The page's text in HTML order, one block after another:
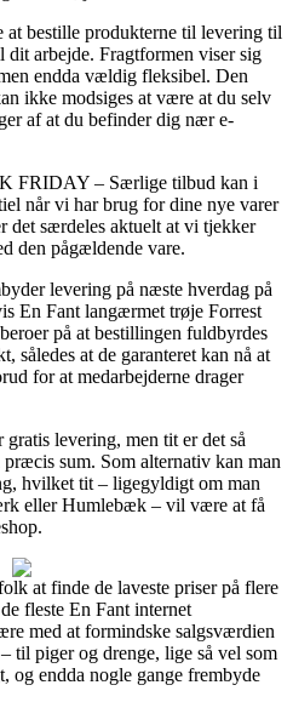
bestille produkterne til levering til
arbejde. Fragtformen viser sig
endda vældig fleksibel. Den
ikke modsiges at være at du selv
af at du befinder dig nær e-
FRIDAY – Særlige tilbud kan i
når vi har brug for dine nye varer
det særdeles aktuelt at vi tjekker
den pågældende vare.
levering på næste hverdag på
En Fant langærmet trøje Forrest
på at bestillingen fuldbyrdes
således at de garanteret kan nå at
for at medarbejderne drager
levering, men tit er det så
sum. Som alternativ kan man
hvilket tit – ligegyldigt om man
eller Humlebæk – vil være at få
at finde de laveste priser på flere
fleste En Fant internet
med at formindske salgsværdien
til piger og drenge, lige så vel som
og endda nogle gange frembyde